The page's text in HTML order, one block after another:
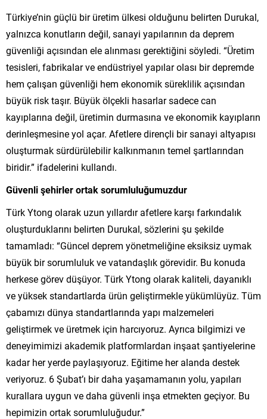
Türkiye’nin güçlü bir üretim ülkesi olduğunu belirten Durukal,
yalnızca konutların değil, sanayi yapılarının da deprem
güvenliği açısından ele alınması gerektiğini söyledi. “Üretim
tesisleri, fabrikalar ve endüstriyel yapılar olası bir depremde
hem çalışan güvenliği hem ekonomik süreklilik açısından
büyük risk taşır. Büyük ölçekli hasarlar sadece can
kayıplarına değil, üretimin durmasına ve ekonomik kayıpların
derinleşmesine yol açar. Afetlere dirençli bir sanayi altyapısı
oluşturmak sürdürülebilir kalkınmanın temel şartlarından
biridir.” ifadelerini kullandı.
Güvenli şehirler ortak sorumluluğumuzdur
Türk Ytong olarak uzun yıllardır afetlere karşı farkındalık
oluşturduklarını belirten Durukal, sözlerini şu şekilde
tamamladı: “Güncel deprem yönetmeliğine eksiksiz uymak
büyük bir sorumluluk ve vatandaşlık görevidir. Bu konuda
herkese görev düşüyor. Türk Ytong olarak kaliteli, dayanıklı
ve yüksek standartlarda ürün geliştirmekle yükümlüyüz. Tüm
çabamızı dünya standartlarında yapı malzemeleri
geliştirmek ve üretmek için harcıyoruz. Ayrıca bilgimizi ve
deneyimimizi akademik platformlardan inşaat şantiyelerine
kadar her yerde paylaşıyoruz. Eğitime her alanda destek
veriyoruz. 6 Şubat’ı bir daha yaşamamanın yolu, yapıları
kurallara uygun ve daha güvenli inşa etmekten geçiyor. Bu
hepimizin ortak sorumluluğudur.”